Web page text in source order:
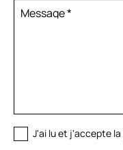
Message*
J'ai lu et j'accepte la